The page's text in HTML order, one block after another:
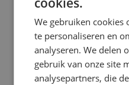
We gebruiken cookies
te personaliseren en
analyseren. We delen
gebruik van onze site
analysepartners, die